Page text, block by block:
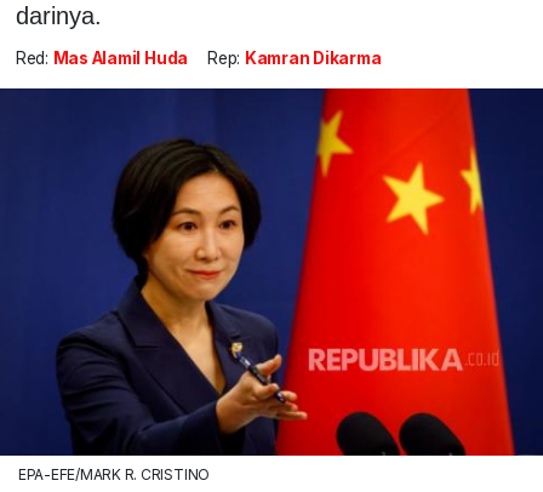
darinya.
Red: Mas Alamil Huda Rep: Kamran Dikarma
EPA-EFE/MARK R. CRISTINO